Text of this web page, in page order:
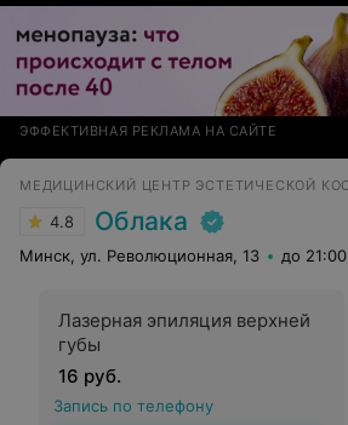
ЭФФЕКТИВНАЯ РЕКЛАМА НА САЙТЕ
4.8 Облака
Минск, ул. Революционная, 13 до 21:00
Лазерная эпиляция верхней
губы
16 руб.
Запись по телефону